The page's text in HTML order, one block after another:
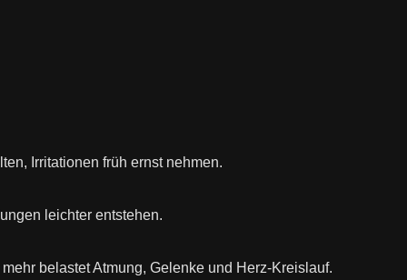
Irritationen früh ernst nehmen.
leichter entstehen.
belastet Atmung, Gelenke und Herz-Kreislauf.